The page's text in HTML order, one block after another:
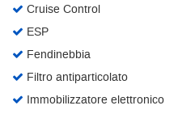
Cruise Control
ESP
Fendinebbia
Filtro antiparticolato
Immobilizzatore elettronico